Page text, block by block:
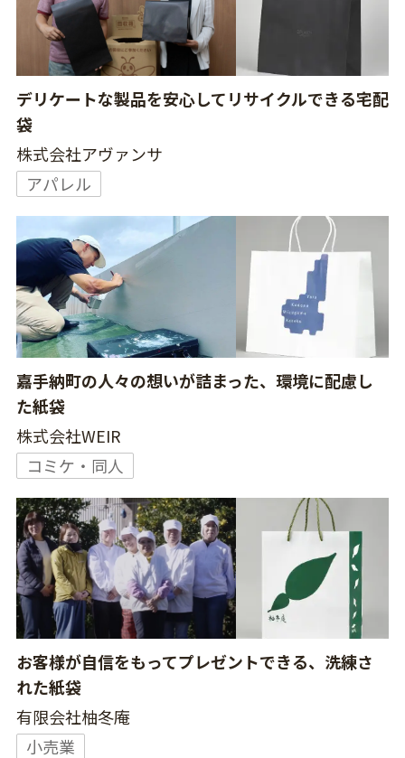
デリケートな製品を安心してリサイクルできる宅配
袋
株式会社アヴァンサ
アパレル
嘉手納町の人々の想いが詰まった、環境に配慮し
た紙袋
株式会社WEIR
コミケ・同人
お客様が自信をもってプレゼントできる、洗練さ
れた紙袋
有限会社柚冬庵
小売業